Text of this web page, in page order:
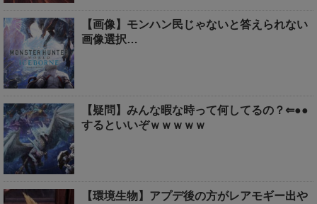
【画像】モンハン民じゃないと答えられない
画像選択…
【疑問】みんな暇な時って何してるの？⇐●●
するといいぞｗｗｗｗｗ
【環境生物】アプデ後の方がレアモギー出や